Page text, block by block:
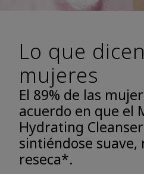
Lo que
mujeres
El 89% de las
acuerdo en que el
Hydrating
sintiéndose
reseca*.